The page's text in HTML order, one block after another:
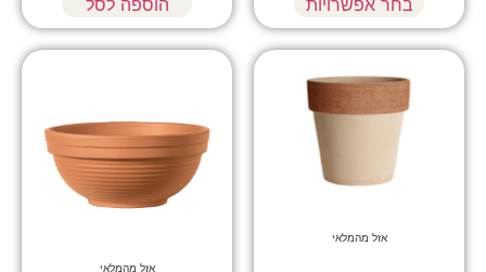
בחר אפשרויות הוספה לסל
אזל מהמלאי
אזל מהמלאי